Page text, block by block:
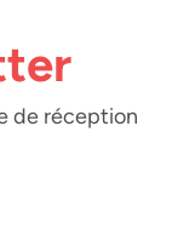
de réception